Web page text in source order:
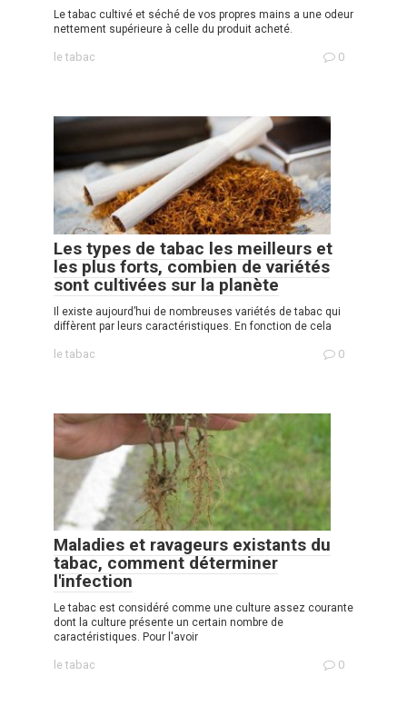
Le tabac cultivé et séché de vos propres mains a une odeur
nettement supérieure à celle du produit acheté.
le tabac 0
Les types de tabac les meilleurs et
les plus forts, combien de variétés
sont cultivées sur la planète
Il existe aujourd’hui de nombreuses variétés de tabac qui
diffèrent par leurs caractéristiques. En fonction de cela
le tabac 0
Maladies et ravageurs existants du
tabac, comment déterminer
l'infection
Le tabac est considéré comme une culture assez courante
dont la culture présente un certain nombre de
caractéristiques. Pour l'avoir
le tabac 0